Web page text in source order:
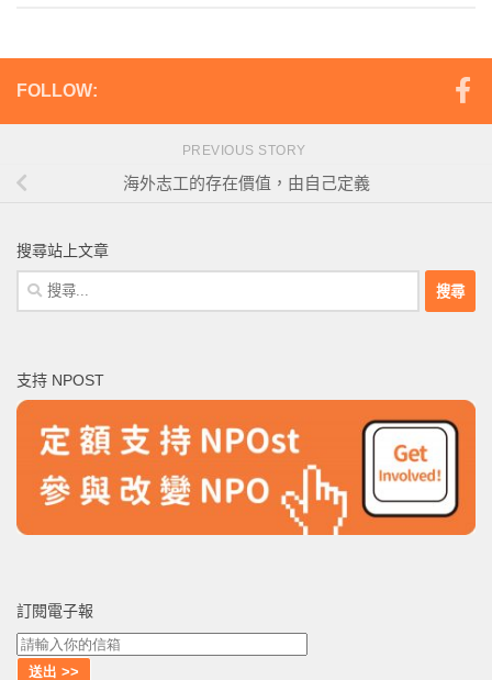
FOLLOW:
PREVIOUS STORY
海外志工的存在價值，由自己定義
搜尋站上文章
搜
尋
字:
支持 NPOST
訂閱電子報